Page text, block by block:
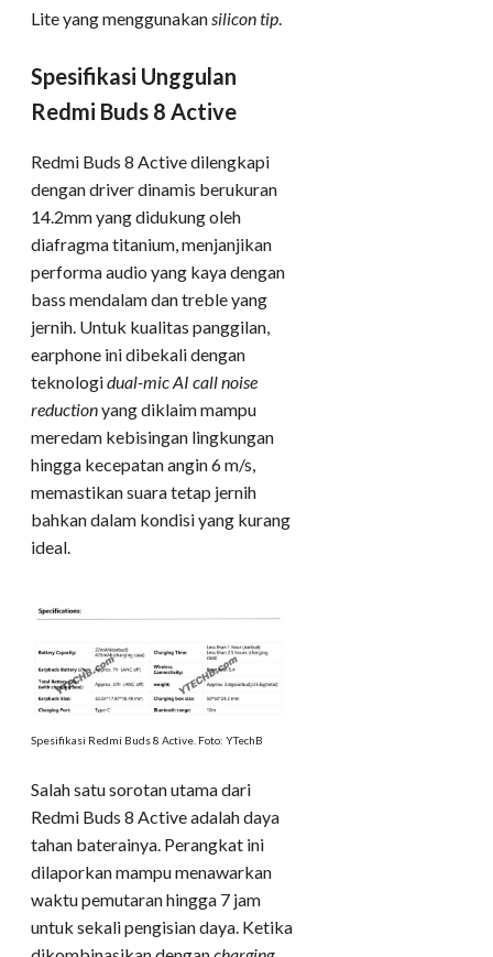
Lite yang menggunakansilicon tip.
Spesifikasi Unggulan
Redmi Buds 8 Active
Redmi Buds 8 Active dilengkapi
dengan driver dinamis berukuran
14.2mm yang didukung oleh
diafragma titanium, menjanjikan
performa audio yang kaya dengan
bass mendalam dan treble yang
jernih. Untuk kualitas panggilan,
earphone ini dibekali dengan
teknologidual-mic AI call noise
reductionyang diklaim mampu
meredam kebisingan lingkungan
hingga kecepatan angin 6 m/s,
memastikan suara tetap jernih
bahkan dalam kondisi yang kurang
ideal.
Spesifikasi Redmi Buds 8 Active. Foto: YTechB
Salah satu sorotan utama dari
Redmi Buds 8 Active adalah daya
tahan baterainya. Perangkat ini
dilaporkan mampu menawarkan
waktu pemutaran hingga 7 jam
untuk sekali pengisian daya. Ketika